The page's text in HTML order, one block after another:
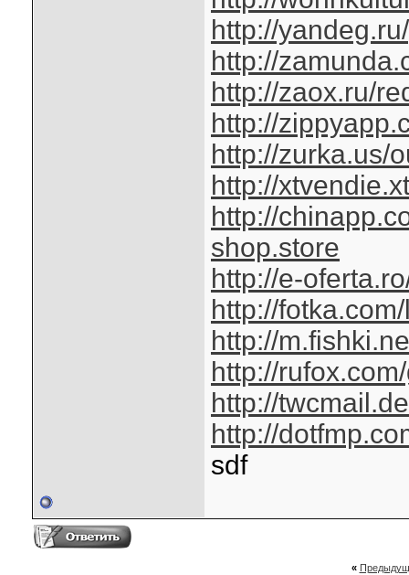
http://
http://
http://zaox.ru/
http://
http://zurka.us/
http://
http://
shop.store
http://e-
http://
http://
http://
http://
http://
sdf
«